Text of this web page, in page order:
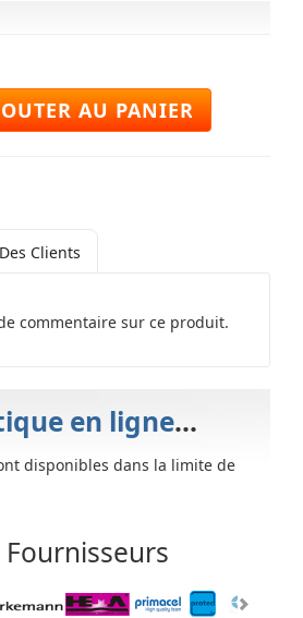
Clients
commentaire sur ce produit.
en ligne...
disponibles dans la limite de
Fournisseurs